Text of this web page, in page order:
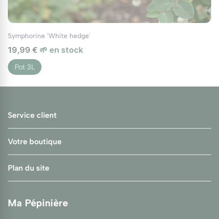
l'année suivante, après avoir survécu à leur
première saison de croissance.
Utilisations paysagères de la symphorine
Aménagement de jardins
jardin. Incorporée dans des massifs ou utilisée
colorée.
Elle se marie bien avec d'autres
ornementaux, notamment ceux ayant des
l'hortensia. Grâce à sa taille raisonnable, elle
Symphorine 'White hedge'
19,99 € 🌱 en stock
Pot 3L
Service client
Votre boutique
Plan du site
Ma Pépinière